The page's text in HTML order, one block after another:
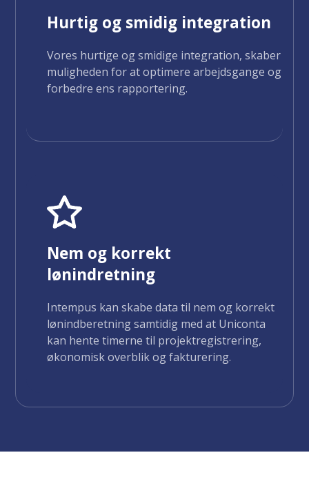
Hurtig og smidig integration
Vores hurtige og smidige integration, skaber
muligheden for at optimere arbejdsgange og
forbedre ens rapportering.
Nem og korrekt
lønindretning
Intempus kan skabe data til nem og korrekt
lønindberetning samtidig med at Uniconta
kan hente timerne til projektregistrering,
økonomisk overblik og fakturering.